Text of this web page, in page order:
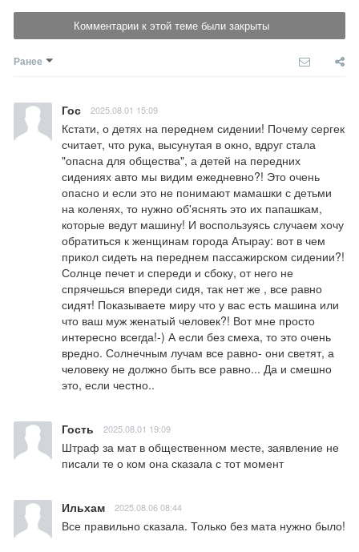
Комментарии к этой теме были закрыты
Ранее
Гос 2025.08.01 15:09
Кстати, о детях на переднем сидении! Почему сергек
считает, что рука, высунутая в окно, вдруг стала
"опасна для общества", а детей на передних
сидениях авто мы видим ежедневно?! Это очень
опасно и если это не понимают мамашки с детьми
на коленях, то нужно об'яснять это их папашкам,
которые ведут машину! И воспользуясь случаем хочу
обратиться к женщинам города Атырау: вот в чем
прикол сидеть на переднем пассажирском сидении?!
Солнце печет и спереди и сбоку, от него не
спрячешься впереди сидя, так нет же , все равно
сидят! Показываете миру что у вас есть машина или
что ваш муж женатый человек?! Вот мне просто
интересно всегда!-) А если без смеха, то это очень
вредно. Солнечным лучам все равно- они светят, а
человеку не должно быть все равно... Да и смешно
это, если честно..
Гость 2025.08.01 19:09
Штраф за мат в общественном месте, заявление не
писали те о ком она сказала с тот момент
Ильхам 2025.08.06 08:44
Все правильно сказала. Только без мата нужно было!